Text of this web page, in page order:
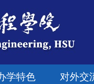
学特色 对外交